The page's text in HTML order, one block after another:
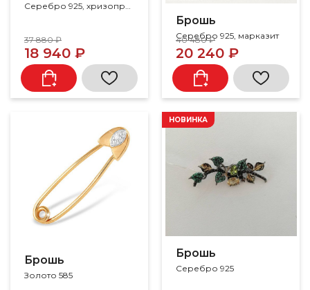
Серебро 925, хризопраз, эмаль, марказит
37 880 ₽
18 940 ₽
Брошь
Серебро 925, марказит
40 480 ₽
20 240 ₽
Брошь
Золото 585
Брошь
Серебро 925
НОВИНКА